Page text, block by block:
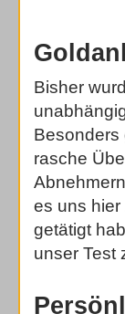
Bisher
Besonders
rasche
es uns
getätigt
unser Test